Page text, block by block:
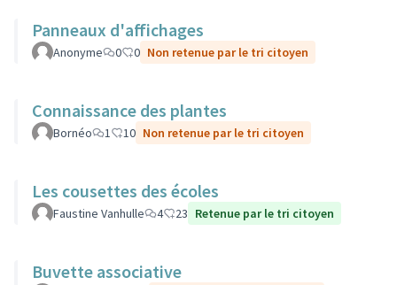
Panneaux d'affichages
Anonyme 0 0 Non retenue par le tri citoyen
Connaissance des plantes
Bornéo 1 10 Non retenue par le tri citoyen
Les cousettes des écoles
Faustine Vanhulle 4 23 Retenue par le tri citoyen
Buvette associative